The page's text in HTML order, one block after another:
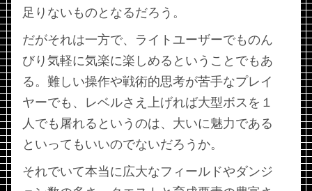
足りないものとなるだろう。
だがそれは一方で、ライトユーザーでものん
びり気軽に気楽に楽しめるということでもあ
る。難しい操作や戦術的思考が苦手なプレイ
ヤーでも、レベルさえ上げれば大型ボスを１
人でも屠れるというのは、大いに魅力である
といってもいいのでないだろうか。
それでいて本当に広大なフィールドやダンジ